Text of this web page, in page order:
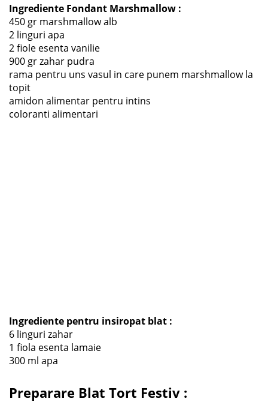
Ingrediente Fondant Marshmallow :
450 gr marshmallow alb
2 linguri apa
2 fiole esenta vanilie
900 gr zahar pudra
rama pentru uns vasul in care punem marshmallow la
topit
amidon alimentar pentru intins
coloranti alimentari
Ingrediente pentru insiropat blat :
6 linguri zahar
1 fiola esenta lamaie
300 ml apa
Preparare Blat Tort Festiv :